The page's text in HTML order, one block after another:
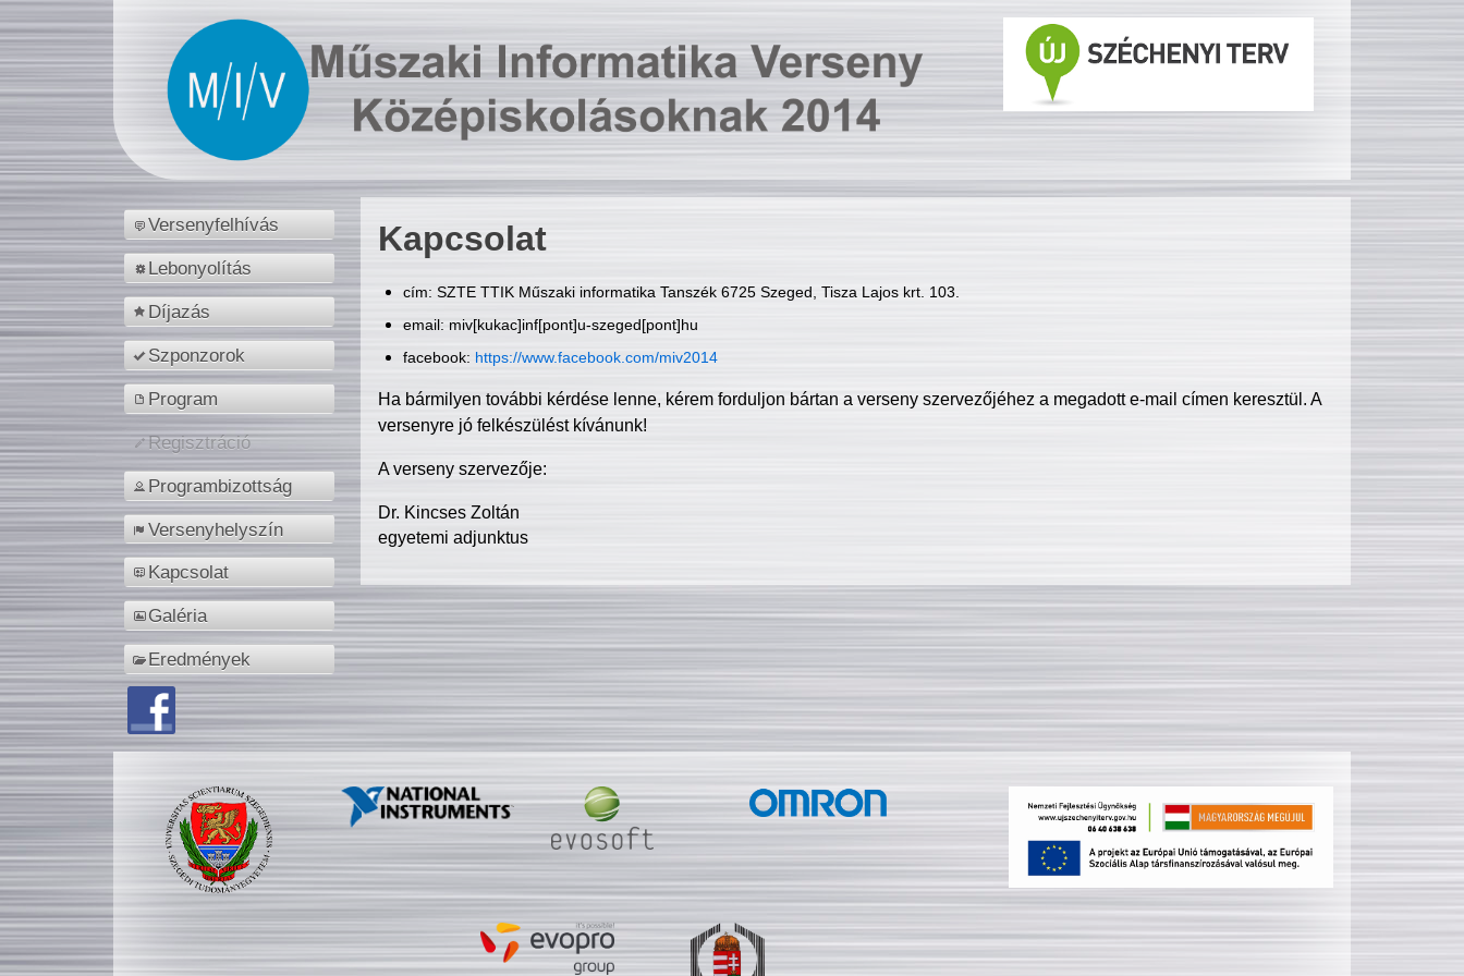
Versenyfelhívás
Lebonyolítás
Díjazás
Szponzorok
Program
Regisztráció
Programbizottság
Versenyhelyszín
Kapcsolat
Galéria
Eredmények
Kapcsolat
cím: SZTE TTIK Műszaki informatika Tanszék 6725 Szeged, Tisza Lajos krt. 103.
email: miv[kukac]inf[pont]u-szeged[pont]hu
facebook: https://www.facebook.com/miv2014
Ha bármilyen további kérdése lenne, kérem forduljon bártan a verseny szervezőjéhez a megadott e-mail címen keresztül. A
versenyre jó felkészülést kívánunk!
A verseny szervezője:
Dr. Kincses Zoltán
egyetemi adjunktus